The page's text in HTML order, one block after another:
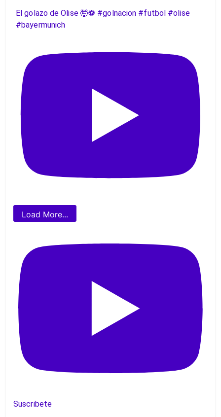
El golazo de Olise 🤯⚽️ #golnacion #futbol #olise
#bayermunich
Load More...
Suscribete